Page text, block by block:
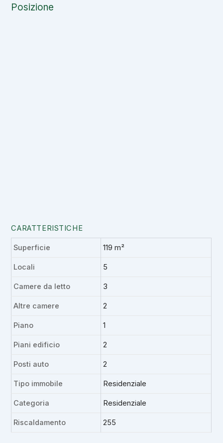
Posizione
CARATTERISTICHE
Superficie 119 m²
Locali 5
Camere da letto 3
Altre camere 2
Piano 1
Piani edificio 2
Posti auto 2
Tipo immobile Residenziale
Categoria Residenziale
Riscaldamento 255